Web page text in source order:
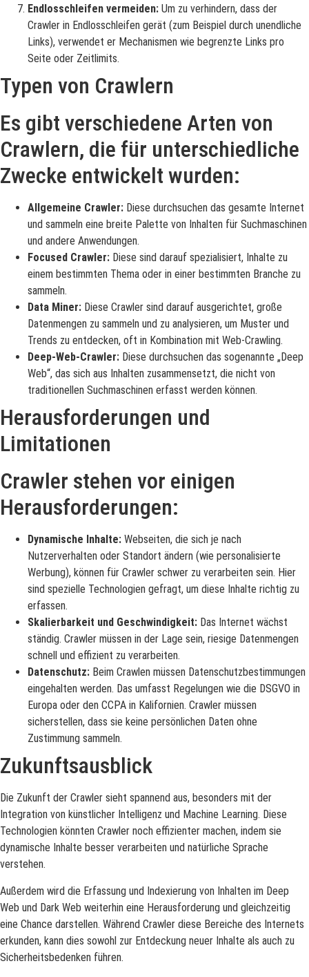
Endlosschleifen vermeiden: Um zu verhindern, dass der
Crawler in Endlosschleifen gerät (zum Beispiel durch unendliche
Links), verwendet er Mechanismen wie begrenzte Links pro
Seite oder Zeitlimits.
Typen von Crawlern
Es gibt verschiedene Arten von
Crawlern, die für unterschiedliche
Zwecke entwickelt wurden:
Allgemeine Crawler: Diese durchsuchen das gesamte Internet
und sammeln eine breite Palette von Inhalten für Suchmaschinen
und andere Anwendungen.
Focused Crawler: Diese sind darauf spezialisiert, Inhalte zu
einem bestimmten Thema oder in einer bestimmten Branche zu
sammeln.
Data Miner: Diese Crawler sind darauf ausgerichtet, große
Datenmengen zu sammeln und zu analysieren, um Muster und
Trends zu entdecken, oft in Kombination mit Web-Crawling.
Deep-Web-Crawler: Diese durchsuchen das sogenannte „Deep
Web“, das sich aus Inhalten zusammensetzt, die nicht von
traditionellen Suchmaschinen erfasst werden können.
Herausforderungen und
Limitationen
Crawler stehen vor einigen
Herausforderungen:
Dynamische Inhalte: Webseiten, die sich je nach
Nutzerverhalten oder Standort ändern (wie personalisierte
Werbung), können für Crawler schwer zu verarbeiten sein. Hier
sind spezielle Technologien gefragt, um diese Inhalte richtig zu
erfassen.
Skalierbarkeit und Geschwindigkeit: Das Internet wächst
ständig. Crawler müssen in der Lage sein, riesige Datenmengen
schnell und effizient zu verarbeiten.
Datenschutz: Beim Crawlen müssen Datenschutzbestimmungen
eingehalten werden. Das umfasst Regelungen wie die DSGVO in
Europa oder den CCPA in Kalifornien. Crawler müssen
sicherstellen, dass sie keine persönlichen Daten ohne
Zustimmung sammeln.
Zukunftsausblick
Die Zukunft der Crawler sieht spannend aus, besonders mit der
Integration von künstlicher Intelligenz und Machine Learning. Diese
Technologien könnten Crawler noch effizienter machen, indem sie
dynamische Inhalte besser verarbeiten und natürliche Sprache
verstehen.
Außerdem wird die Erfassung und Indexierung von Inhalten im Deep
Web und Dark Web weiterhin eine Herausforderung und gleichzeitig
eine Chance darstellen. Während Crawler diese Bereiche des Internets
erkunden, kann dies sowohl zur Entdeckung neuer Inhalte als auch zu
Sicherheitsbedenken führen.